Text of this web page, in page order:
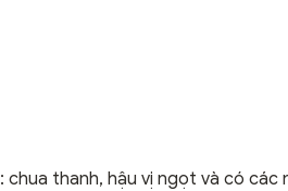
: chua thanh, hậu vị ngọt và có các